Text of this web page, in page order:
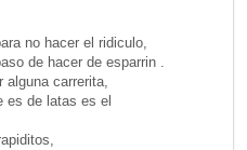
no hacer el ridiculo,
de hacer de esparrin .
alguna carrerita,
es de latas es el